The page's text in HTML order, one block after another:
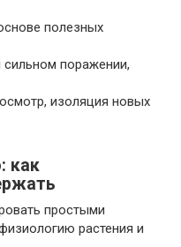
полезных
поражении,
изоляция новых
как
простыми
растения и